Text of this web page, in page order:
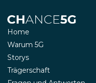
Home
Warum 5G
Storys
Trägerschaft